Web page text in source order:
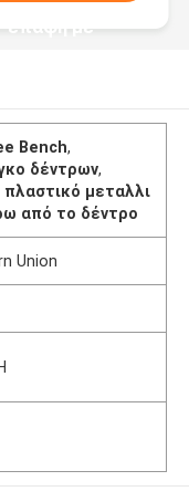
επαφή με
Bench,
δέντρων,
μεταλλι
από το δέντρο
Union